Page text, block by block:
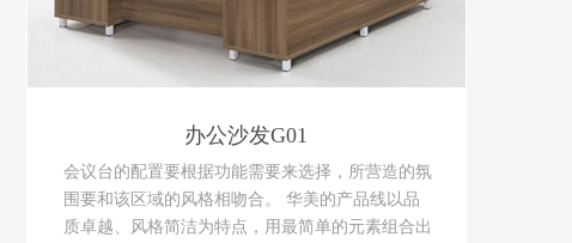
办公沙发G01
会议台的配置要根据功能需要来选择，所营造的氛
围要和该区域的风格相吻合。 华美的产品线以品
质卓越、风格简洁为特点，用最简单的元素组合出